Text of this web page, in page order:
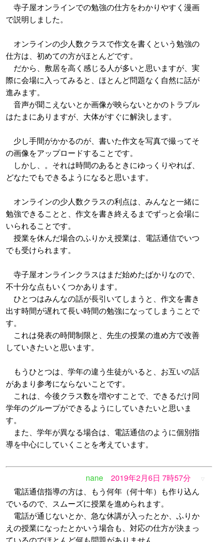
寺子屋オンラインでの勉強の仕方をわかりやすく漫画
で説明しました。
オンラインの少人数クラスで作文を書くという勉強の
仕方は、初めての方がほとんどです。
だから、敷居を高く感じる人が多いと思いますが、実
際に会場に入ってみると、ほとんど問題なく自然に話が
進みます。
音声が聞こえないとか画像が映らないとかのトラブル
はたまにありますが、大体がすぐに解決します。
少し手間がかかるのが、書いた作文を写真で撮ってそ
の画像をアップロードすることです。
しかし、。それは時間のあるときにゆっくりやれば、
どなたでもできるようになると思います。
オンラインの少人数クラスの利点は、みんなと一緒に
勉強できることと、作文を書き終えるまでずっと会場に
いられることです。
授業を休んだ場合のふりかえ授業は、電話通信でいつ
でも受けられます。
寺子屋オンラインクラスはまだ始めたばかりなので、
不十分な点もいくつかあります。
ひとつはみんなの話が長引いてしまうと、作文を書き
出す時間が遅れて長い時間の勉強になってしまうことで
す。
これは発表の時間制限と、先生の授業の進め方で改善
していきたいと思います。
もうひとつは、学年の違う生徒がいると、お互いの話
があまり参考にならないことです。
これは、今後クラス数を増やすことで、できるだけ同
学年のグループができるようにしていきたいと思いま
す。
また、学年が異なる場合は、電話通信のように個別指
導を中心にしていくことを考えています。
nane 2019年2月6日 7時57分 ▽
電話通信指導の方は、もう何年（何十年）も作り込ん
でいるので、スムーズに授業を進められます。
電話が通じないとか、急な休講が入ったとか、ふりか
えの授業になったとかいう場合も、対応の仕方が決まっ